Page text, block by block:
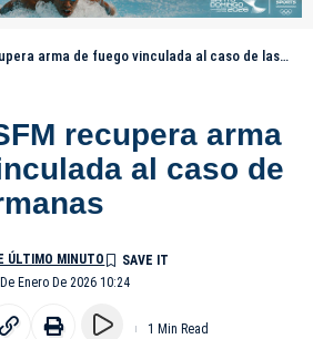
arma de fuego vinculada al caso de las dos hermanas
recupera arma
al caso de
Enero De 2026 10:24
ÚLTIMO MINUTO
1 Min Read